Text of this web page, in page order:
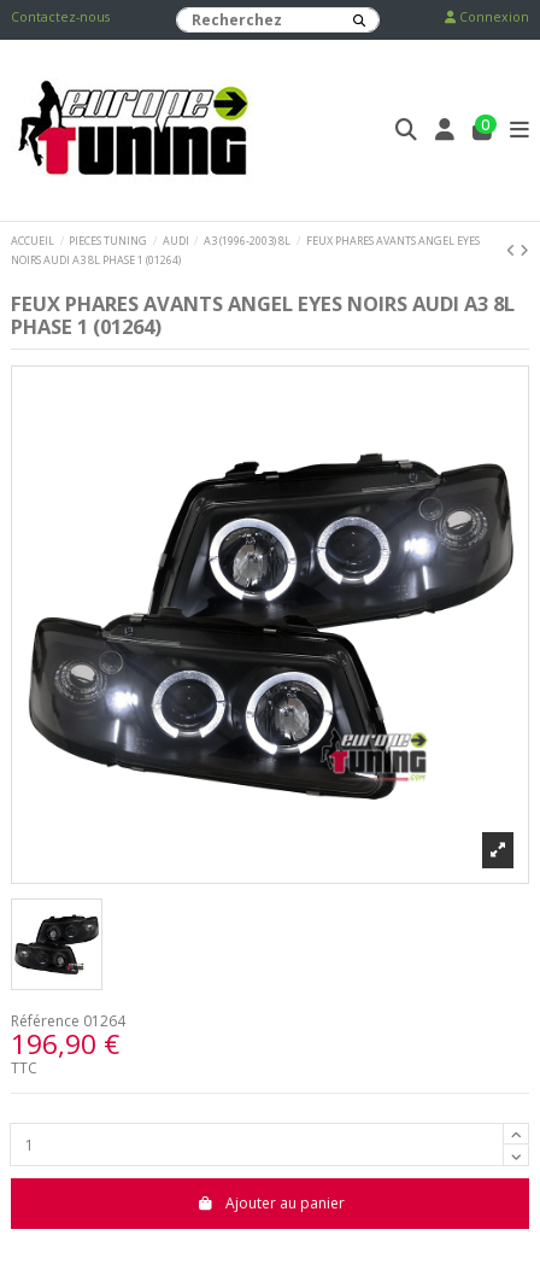
Contactez-nous Connexion
0
ACCUEIL PIECES TUNING AUDI A3 (1996-2003) 8L
FEUX PHARES AVANTS ANGEL EYES
NOIRS AUDI A3 8L PHASE 1 (01264)
FEUX PHARES AVANTS ANGEL EYES NOIRS AUDI A3 8L
PHASE 1 (01264)
Référence 01264
196,90 €
TTC
Ajouter au panier